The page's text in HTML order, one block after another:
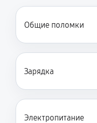
Общие поломки
Зарядка
Электропитание